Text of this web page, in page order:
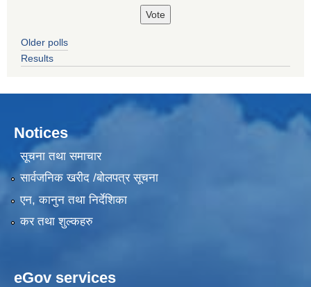
Older polls
Results
Notices
सूचना तथा समाचार
सार्वजनिक खरीद /बोलपत्र सूचना
एन, कानुन तथा निर्देशिका
कर तथा शुल्कहरु
eGov services